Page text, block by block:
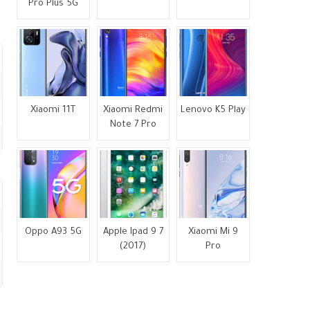
Pro Plus 5G
Xiaomi 11T
Xiaomi Redmi
Note 7 Pro
Lenovo K5 Play
Oppo A93 5G
Apple Ipad 9 7
(2017)
Xiaomi Mi 9
Pro